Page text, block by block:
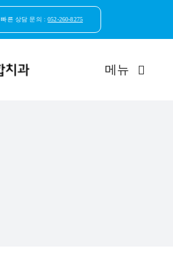
빠른 상담 문의 :052-260-8275
메뉴